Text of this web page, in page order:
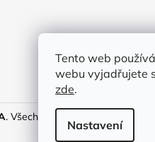
Tento web
webu vyjadřujete
zde.
Nastavení
. Všechna práva vyhrazena.